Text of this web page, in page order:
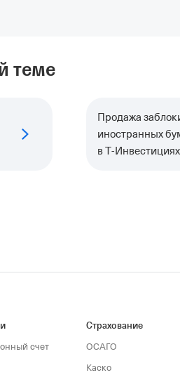
теме
Продажа
иностранных
в Т‑Инвестициях
счет
Страхование
ОСАГО
Каско